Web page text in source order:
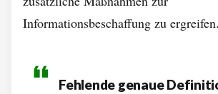
Informationsbeschaffung zu
Fehlende genaue